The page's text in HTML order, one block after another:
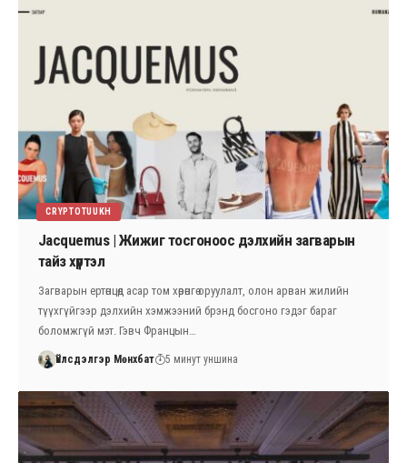
CRYPTOTUUKH
Jacquemus | Жижиг тосгоноос дэлхийн загварын
тайз хүртэл
Загварын ертөнцөд асар том хөрөнгө оруулалт, олон арван жилийн
түүхгүйгээр дэлхийн хэмжээний брэнд босгоно гэдэг бараг
боломжгүй мэт. Гэвч Францын…
Үйлсдэлгэр Мөнхбат 5 минут уншина